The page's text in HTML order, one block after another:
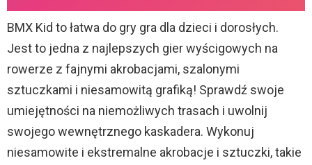
BMX Kid to łatwa do gry gra dla dzieci i dorosłych.
Jest to jedna z najlepszych gier wyścigowych na
rowerze z fajnymi akrobacjami, szalonymi
sztuczkami i niesamowitą grafiką! Sprawdź swoje
umiejętności na niemożliwych trasach i uwolnij
swojego wewnętrznego kaskadera. Wykonuj
niesamowite i ekstremalne akrobacje i sztuczki, takie